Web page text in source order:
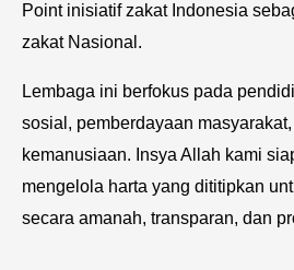
Point inisiatif zakat Indonesia
zakat Nasional.
Lembaga ini berfokus pada
sosial, pemberdayaan
kemanusiaan. Insya Allah kami
mengelola harta yang dititipkan
secara amanah, transparan, dan